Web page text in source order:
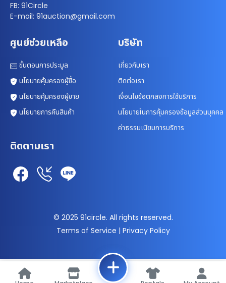
FB: 91Circle
E-mail: 91auction@gmail.com
ศูนย์ช่วยเหลือ
ขั้นตอนการประมูล
นโยบายคุ้มครองผู้ซื้อ
นโยบายคุ้มครองผู้ขาย
นโยบายการคืนสินค้า
บริษัท
เกี่ยวกับเรา
ติดต่อเรา
เงื่อนไขข้อตกลงการใช้บริการ
นโยบายในการคุ้มครองข้อมูลส่วนบุคคล
ค่าธรรมเนียมการบริการ
ติดตามเรา
© 2025 91circle. All rights reserved.
Terms of Service | Privacy Policy